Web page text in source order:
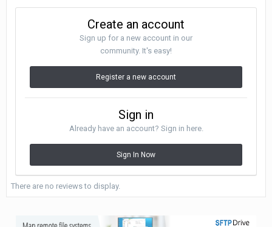
Create an account
Sign up for a new account in our
community. It's easy!
Register a new account
Sign in
Already have an account? Sign in here.
Sign In Now
There are no reviews to display.